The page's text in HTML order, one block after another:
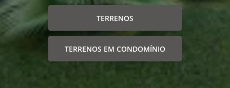
TERRENOS
TERRENOS EM CONDOMÍNIO